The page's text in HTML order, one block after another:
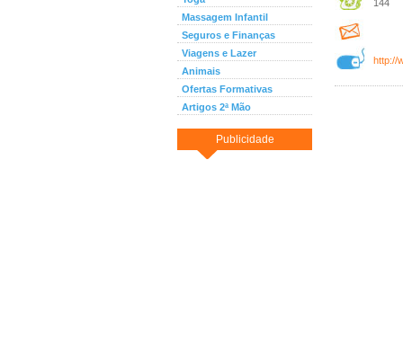
Massagem Infantil
Seguros e Finanças
Viagens e Lazer
Animais
Ofertas Formativas
Artigos 2ª Mão
Publicidade
144
http://